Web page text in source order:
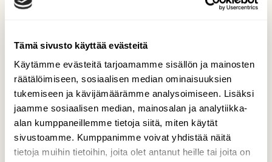
Tämä sivusto käyttää evästeitä
Käytämme evästeitä tarjoamamme sisällön ja mainosten
räätälöimiseen, sosiaalisen median ominaisuuksien
tukemiseen ja kävijämäärämme analysoimiseen. Lisäksi
jaamme sosiaalisen median, mainosalan ja analytiikka-
alan kumppaneillemme tietoja siitä, miten käytät
sivustoamme. Kumppanimme voivat yhdistää näitä
tietoja muihin tietoihin, joita olet antanut heille tai joita on